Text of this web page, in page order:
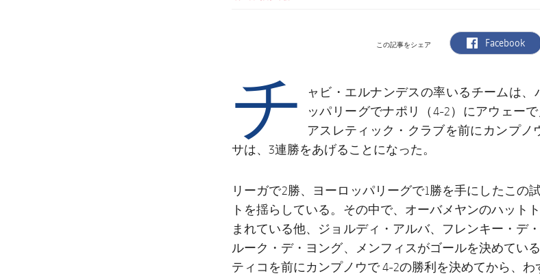
この記事をシェア Facebook
チ
ャビ・エルナンデスの率いるチームは、
ッパリーグでナポリ（4-2）にアウェー
アスレティック・クラブを前にカンプノ
サは、3連勝をあげることになった。
リーガで2勝、ヨーロッパリーグで1勝を手にしたこの
トを揺らしている。その中で、オーバメヤンのハット
まれている他、ジョルディ・アルバ、フレンキー・デ
ルーク・デ・ヨング、メンフィスがゴールを決めてい
ティコを前にカンプノウで 4-2の勝利を決めてから、